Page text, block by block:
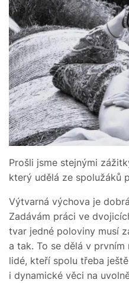
Prošli jsme stejnými
který udělá ze spolužáků
Výtvarná výchova je
Zadávám práci ve
tvar jedné poloviny musí
a tak. To se dělá v
lidé, kteří spolu třeba
i dynamické věci na